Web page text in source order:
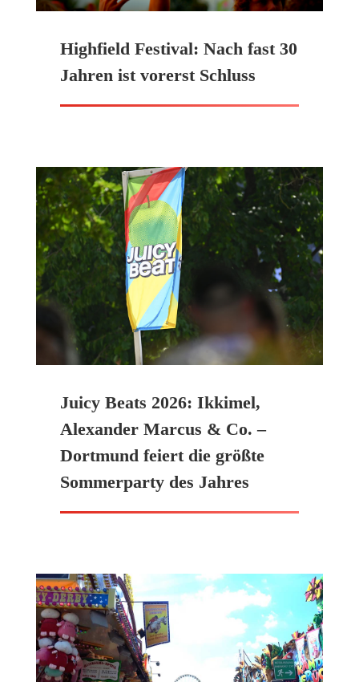
Highfield Festival: Nach fast 30
Jahren ist vorerst Schluss
Juicy Beats 2026: Ikkimel,
Alexander Marcus & Co. –
Dortmund feiert die größte
Sommerparty des Jahres